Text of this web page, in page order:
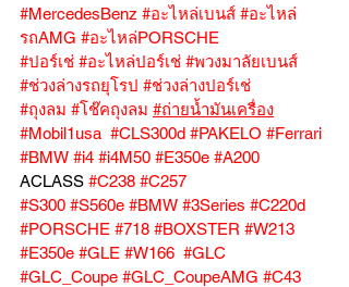
#MercedesBenz #อะไหล่เบนส์ #อะไหล่
รถAMG #อะไหล่PORSCHE
#ปอร์เช่ #อะไหล่ปอร์เช่ #พวงมาลัยเบนส์
#ช่วงล่างรถยุโรป #ช่วงล่างปอร์เช่
#ถุงลม #โช๊คถุงลม #ถ่ายน้ำมันเครื่อง
#Mobil1usa #CLS300d #PAKELO #Ferrari
#BMW #i4 #i4M50 #E350e #A200
ACLASS #C238 #C257
#S300 #S560e #BMW #3Series #C220d
#PORSCHE #718 #BOXSTER #W213
#E350e #GLE #W166 #GLC
#GLC_Coupe #GLC_CoupeAMG #C43